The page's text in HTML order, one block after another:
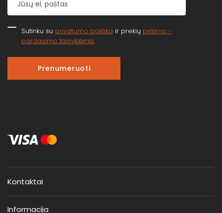
Kontaktai
Informacija
Sutinku su privatumo politika ir prekių pirkimo -
pardavimo taisyklėmis
Prenumeruoti